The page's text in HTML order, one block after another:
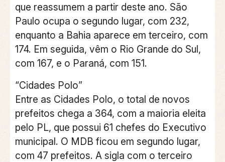
que reassumem a partir deste ano. São
Paulo ocupa o segundo lugar, com 232,
enquanto a Bahia aparece em terceiro, com
174. Em seguida, vêm o Rio Grande do Sul,
com 167, e o Paraná, com 151.
“Cidades Polo”
Entre as Cidades Polo, o total de novos
prefeitos chega a 364, com a maioria eleita
pelo PL, que possui 61 chefes do Executivo
municipal. O MDB ficou em segundo lugar,
com 47 prefeitos. A sigla com o terceiro